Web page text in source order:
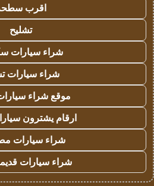
اقرب
تشليح
شراء سيارات
شراء سيارات
موقع شراء
ارقام يشترون
شراء سيارات
شراء سيارات